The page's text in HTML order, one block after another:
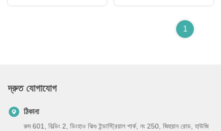
1
দ্রুত যোগাযোগ
ঠিকানা
রুম 601, বিল্ডিং 2, ডিংহাও ঝিগু ইন্ডাস্ট্রিয়াল পার্ক, নং 250, জিহুয়ান রোড, হাউজি